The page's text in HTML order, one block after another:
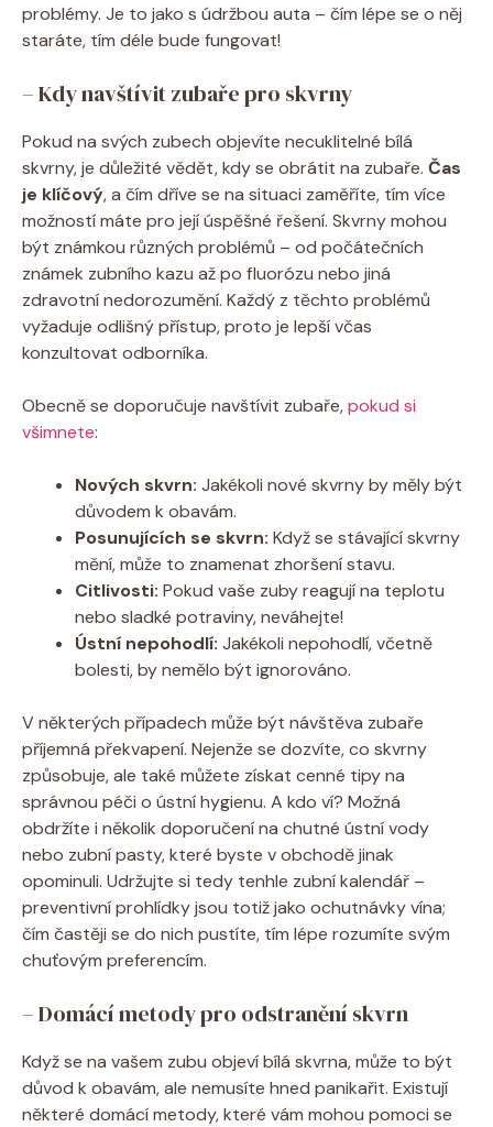
problémy. Je to jako s údržbou auta – čím lépe se o něj
staráte, tím déle bude fungovat!
– Kdy navštívit zubaře pro skvrny
Pokud na svých zubech objevíte necuklitelné bílá
skvrny, je důležité vědět, kdy se obrátit na zubaře. Čas
je klíčový, a čím dříve se na situaci zaměříte, tím více
možností máte pro její úspěšné řešení. Skvrny mohou
být známkou různých problémů – od počátečních
známek zubního kazu až po fluorózu nebo jiná
zdravotní nedorozumění. Každý z těchto problémů
vyžaduje odlišný přístup, proto je lepší včas
konzultovat odborníka.
Obecně se doporučuje navštívit zubaře,pokud si
všimnete:
Nových skvrn: Jakékoli nové skvrny by měly být
důvodem k obavám.
Posunujících se skvrn: Když se stávající skvrny
mění, může to znamenat zhoršení stavu.
Citlivosti: Pokud vaše zuby reagují na teplotu
nebo sladké potraviny, neváhejte!
Ústní nepohodlí: Jakékoli nepohodlí, včetně
bolesti, by nemělo být ignorováno.
V některých případech může být návštěva zubaře
příjemná překvapení. Nejenže se dozvíte, co skvrny
způsobuje, ale také můžete získat cenné tipy na
správnou péči o ústní hygienu. A kdo ví? Možná
obdržíte i několik doporučení na chutné ústní vody
nebo zubní pasty, které byste v obchodě jinak
opominuli. Udržujte si tedy tenhle zubní kalendář –
preventivní prohlídky jsou totiž jako ochutnávky vína;
čím častěji se do nich pustíte, tím lépe rozumíte svým
chuťovým preferencím.
– Domácí metody pro odstranění skvrn
Když se na vašem zubu objeví bílá skvrna, může to být
důvod k obavám, ale nemusíte hned panikařit. Existují
některé domácí metody, které vám mohou pomoci se